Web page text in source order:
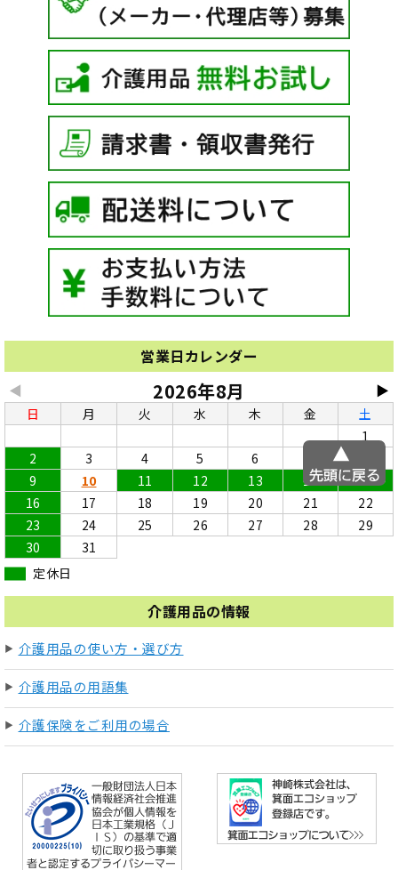
営業日カレンダー
◀ ▶
2026年8月
日 月 火 水 木 金
土
1
2
3 4 5 6
9
10 11 12 13 14
15
16
17 18 19 20 21
22
23
24 25 26 27 28
29
30
31
定休日
介護用品の情報
介護用品の使い方・選び方
介護用品の用語集
介護保険をご利用の場合